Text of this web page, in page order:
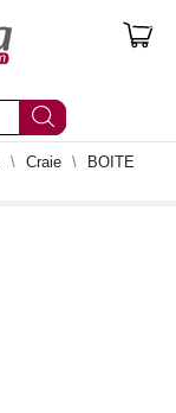
0
Craie
BOITE